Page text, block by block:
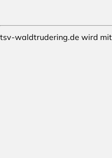
tsv-waldtrudering.de wird